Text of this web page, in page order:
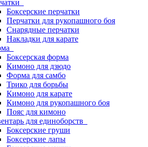
Боксерские перчатки
Перчатки для рукопашного боя
Снарядные перчатки
Накладки для карате
Боксерская форма
Кимоно для дзюдо
Форма для самбо
Трико для борьбы
Кимоно для карате
Кимоно для рукопашного боя
Пояс для кимоно
для единоборств
Боксерские груши
Боксерские лапы